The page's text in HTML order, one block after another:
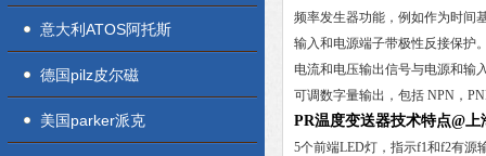
意大利ATOS阿托斯
德国pilz皮尔磁
美国parker派克
频率发生器功能，例如作为时间
输入和电源端子带极性反接保护
电流和电压输出信号与电源和输
可调数字量输出，包括 NPN，
PR温度变送器技术特点@
5个前端LED灯，指示f1和f2有源